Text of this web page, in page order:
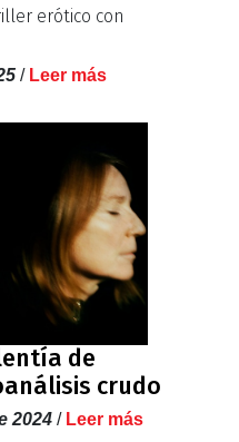
erótico con
/ Leer más
de
crudo
2024 / Leer más